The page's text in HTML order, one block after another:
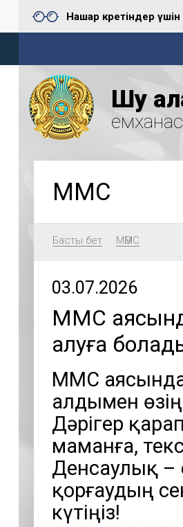
Нашар көретіндер үшін
Шу
МӘМС
Басты бет МӘМС
03.07.2026
МӘМС
алуға
МӘМС
алдымен
Дәрігер
маманға,
Денсаулық
қорғаудың
күтіңіз!